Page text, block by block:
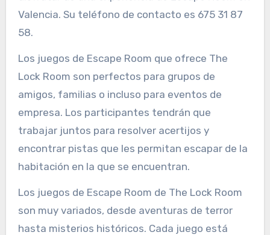
Valencia. Su teléfono de contacto es 675 31 87
58.
Los juegos de Escape Room que ofrece The
Lock Room son perfectos para grupos de
amigos, familias o incluso para eventos de
empresa. Los participantes tendrán que
trabajar juntos para resolver acertijos y
encontrar pistas que les permitan escapar de la
habitación en la que se encuentran.
Los juegos de Escape Room de The Lock Room
son muy variados, desde aventuras de terror
hasta misterios históricos. Cada juego está